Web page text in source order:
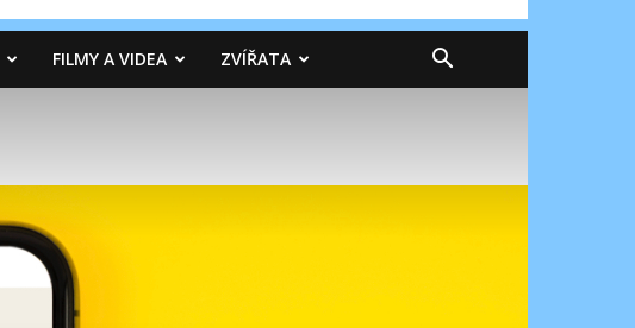
FILMY A VIDEA ZVÍŘATA